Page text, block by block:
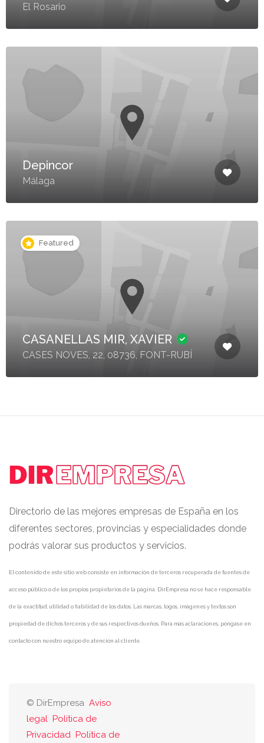
El Rosario
Depincor
Málaga
Featured
CASANELLAS MIR, XAVIER
CASES NOVES, 22, 08736, FONT-RUBÍ
Directorio de las mejores empresas de España en los
diferentes sectores, provincias y especialidades donde
podrás valorar sus productos y servicios.
El contenido de este sitio web consiste en información de terceros recuperada de fuentes de
acceso público o de los propios propietarios de la página. DirEmpresa no se hace responsable
de la exactitud, utilidad o fiabilidad de los datos. Las marcas, logos, imágenes y textos son
propiedad de dichos terceros y de sus respectivos dueños. Para más aclaraciones, póngase en
contacto con nuestro equipo de atención al cliente.
© DirEmpresa Aviso
legal Política de
Privacidad Política de